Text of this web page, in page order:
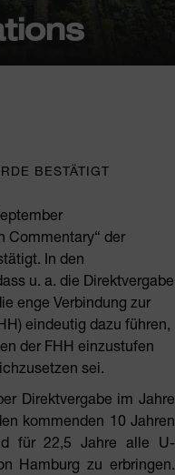
BESTÄTIGT
Commentary“ der
In den
u. a. die Direktvergabe
enge Verbindung zur
eindeutig dazu führen,
der FHH einzustufen
sei.
Direktvergabe im Jahre
kommenden 10 Jahren
für 22,5 Jahre alle U-
Hamburg zu erbringen.